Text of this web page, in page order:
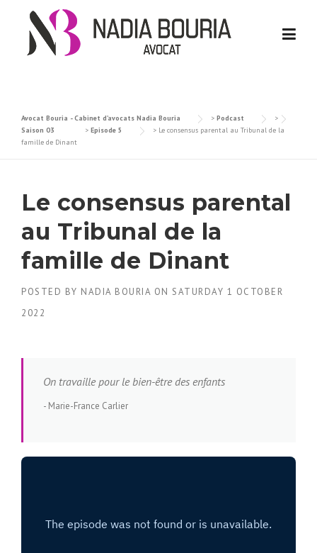
content
Avocat Bouria - Cabinet d’avocats Nadia Bouria > Podcast
>
Saison 03
> Episode 5 > Le consensus parental au Tribunal de la
famille de Dinant
Le consensus parental
au Tribunal de la
famille de Dinant
POSTED BY NADIA BOURIA ON SATURDAY 1 OCTOBER
2022
On travaille pour le bien-être des enfants
Marie-France Carlier